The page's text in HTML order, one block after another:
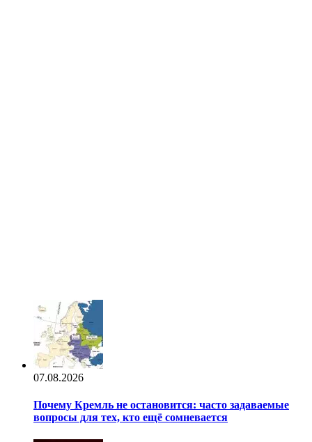
07.08.2026
Почему Кремль не остановится: часто задаваемые
вопросы для тех, кто ещё сомневается